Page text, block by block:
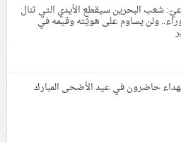
شعب البحرين سيقطع الأيدي التي تنال
ولن يساوم على هويّته وقيمه في
حاضرون في عيد الأضحى المبارك